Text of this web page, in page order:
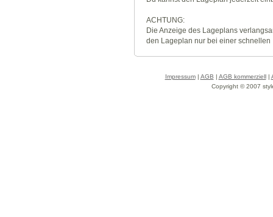
ACHTUNG:
Die Anzeige des Lageplans
den Lageplan nur bei einer
Impressum| AGB | AGB kommerziell|
Copyright © 2007